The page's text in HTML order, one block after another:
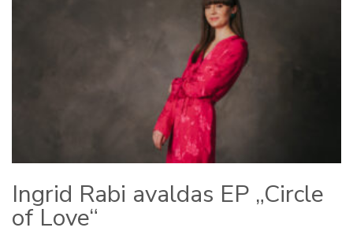
Ingrid Rabi avaldas EP „Circle
of Love“